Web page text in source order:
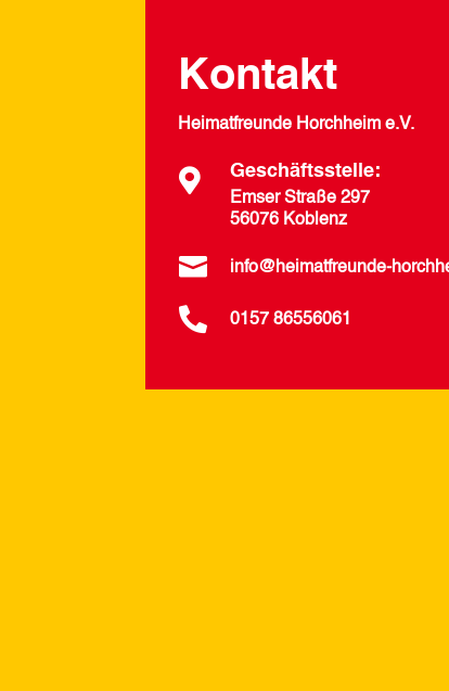
Kontakt
Heimatfreunde Horchheim e.V.
 Geschäftsstelle:
Emser Straße 297
56076 Koblenz
 info@heimatfreunde-
 0157 86556061